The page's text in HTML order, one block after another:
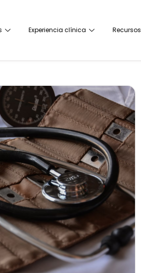
Experiencia clínica Recursos